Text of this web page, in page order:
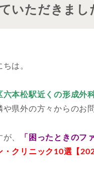
いただきまし
は。
六本松駅近くの形成
や県外の方々からのお
、 「困ったときの
・クリニック10選【